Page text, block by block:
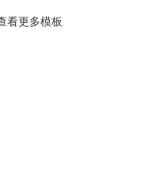
看更多模板